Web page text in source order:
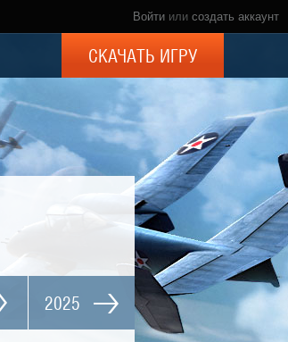
Войти или создать аккаунт
СКАЧАТЬ ИГРУ
2025